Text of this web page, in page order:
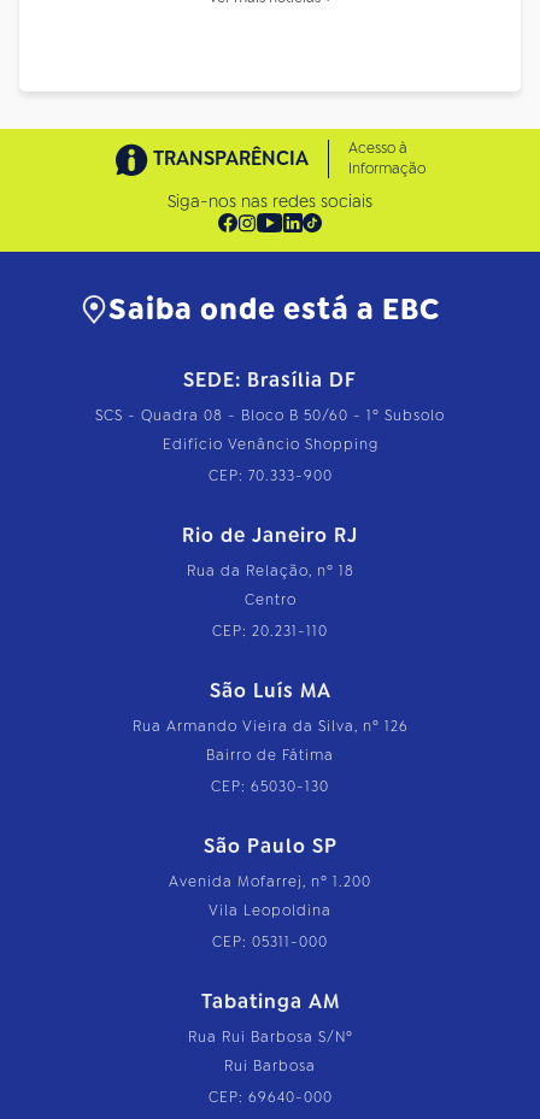
TRANSPARÊNCIA
Acesso à
Informação
Siga-nos nas redes sociais
Saiba onde está a EBC
SEDE: Brasília DF
SCS - Quadra 08 - Bloco B 50/60 - 1º Subsolo
Edifício Venâncio Shopping
CEP: 70.333-900
Rio de Janeiro RJ
Rua da Relação, nº 18
Centro
CEP: 20.231-110
São Luís MA
Rua Armando Vieira da Silva, nº 126
Bairro de Fátima
CEP: 65030-130
São Paulo SP
Avenida Mofarrej, nº 1.200
Vila Leopoldina
CEP: 05311-000
Tabatinga AM
Rua Rui Barbosa S/Nº
Rui Barbosa
CEP: 69640-000